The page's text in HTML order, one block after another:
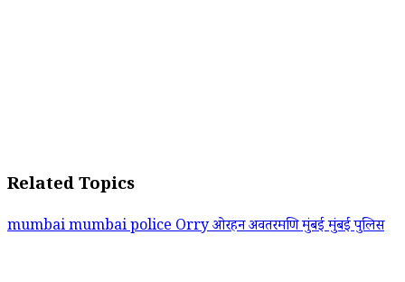
Related Topics
mumbaimumbai policeOrryओरहन अवतरमणिमुंबईमुंबई पुलिस